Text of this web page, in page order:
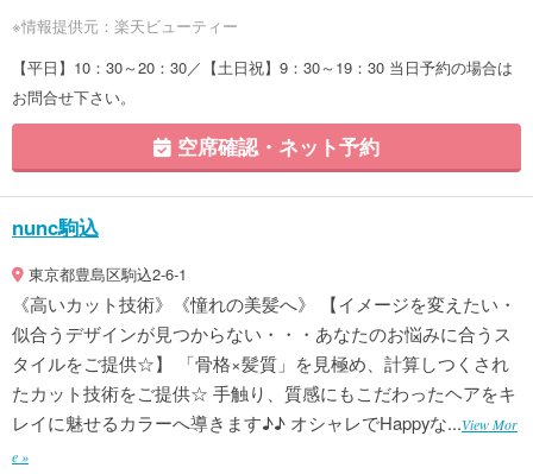
※情報提供元：楽天ビューティー
【平日】10：30～20：30／【土日祝】9：30～19：30 当日予約の場合は
お問合せ下さい。
空席確認・ネット予約
nunc駒込
東京都豊島区駒込2-6-1
《高いカット技術》《憧れの美髪へ》 【イメージを変えたい・
似合うデザインが見つからない・・・あなたのお悩みに合うス
タイルをご提供☆】 「骨格×髪質」を見極め、計算しつくされ
たカット技術をご提供☆ 手触り、質感にもこだわったヘアをキ
レイに魅せるカラーへ導きます♪♪ オシャレでHappyな...View Mor
e »